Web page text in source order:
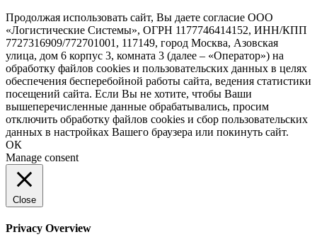
Продолжая использовать сайт, Вы даете согласие ООО
«Логистические Системы», ОГРН 1177746414152, ИНН/КПП
7727316909/772701001, 117149, город Москва, Азовская
улица, дом 6 корпус 3, комната 3 (далее – «Оператор») на
обработку файлов cookies и пользовательских данных в целях
обеспечения бесперебойной работы сайта, ведения статистики
посещений сайта. Если Вы не хотите, чтобы Ваши
вышеперечисленные данные обрабатывались, просим
отключить обработку файлов cookies и сбор пользовательских
данных в настройках Вашего браузера или покинуть сайт.
ОК
Manage consent
Close
Privacy Overview